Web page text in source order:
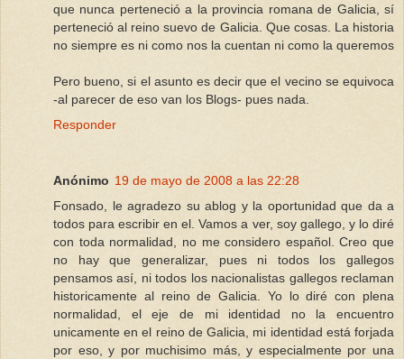
que nunca perteneció a la provincia romana de Galicia, sí
perteneció al reino suevo de Galicia. Que cosas. La historia
no siempre es ni como nos la cuentan ni como la queremos
Pero bueno, si el asunto es decir que el vecino se equivoca
-al parecer de eso van los Blogs- pues nada.
Responder
Anónimo 19 de mayo de 2008 a las 22:28
Fonsado, le agradezo su ablog y la oportunidad que da a
todos para escribir en el. Vamos a ver, soy gallego, y lo diré
con toda normalidad, no me considero español. Creo que
no hay que generalizar, pues ni todos los gallegos
pensamos así, ni todos los nacionalistas gallegos reclaman
historicamente al reino de Galicia. Yo lo diré con plena
normalidad, el eje de mi identidad no la encuentro
unicamente en el reino de Galicia, mi identidad está forjada
por eso, y por muchisimo más, y especialmente por una